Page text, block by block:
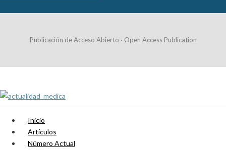
Publicación de Acceso Abierto · Open Access Publication
Inicio
Artículos
Número Actual